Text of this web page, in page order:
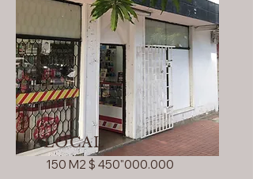
LOCAL
150 M2 $ 450"000.000